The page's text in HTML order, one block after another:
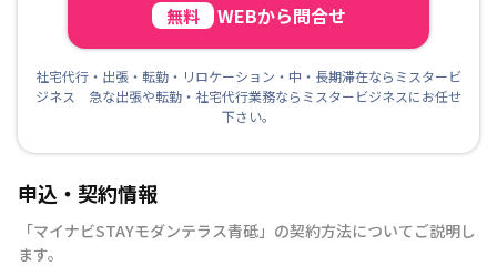
無料 WEBから問合せ
社宅代行・出張・転勤・リロケーション・中・長期滞在ならミスタービ
ジネス 急な出張や転勤・社宅代行業務ならミスタービジネスにお任せ
下さい。
申込・契約情報
「マイナビSTAYモダンテラス青砥 」の契約方法についてご説明し
ます。